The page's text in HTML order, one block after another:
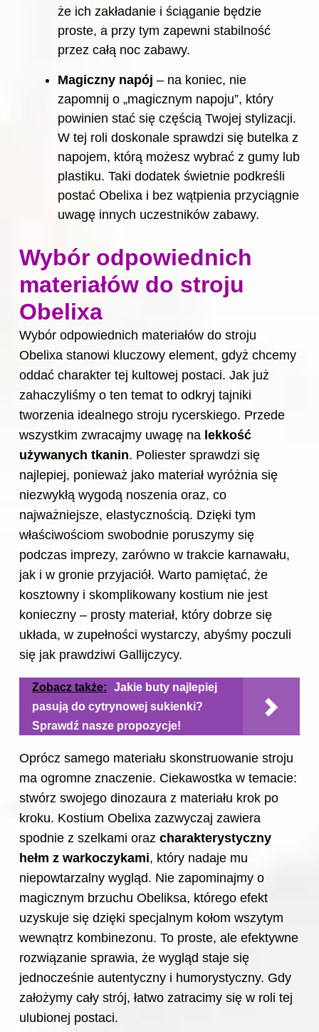
że ich zakładanie i ściąganie będzie
proste, a przy tym zapewni stabilność
przez całą noc zabawy.
Magiczny napój – na koniec, nie
zapomnij o „magicznym napoju”, który
powinien stać się częścią Twojej stylizacji.
W tej roli doskonale sprawdzi się butelka z
napojem, którą możesz wybrać z gumy lub
plastiku. Taki dodatek świetnie podkreśli
postać Obelixa i bez wątpienia przyciągnie
uwagę innych uczestników zabawy.
Wybór odpowiednich
materiałów do stroju
Obelixa
Wybór odpowiednich materiałów do stroju
Obelixa stanowi kluczowy element, gdyż chcemy
oddać charakter tej kultowej postaci. Jak już
zahaczyliśmy o ten temat to odkryj tajniki
tworzenia idealnego stroju rycerskiego. Przede
wszystkim zwracajmy uwagę na lekkość
używanych tkanin. Poliester sprawdzi się
najlepiej, ponieważ jako materiał wyróżnia się
niezwykłą wygodą noszenia oraz, co
najważniejsze, elastycznością. Dzięki tym
właściwościom swobodnie poruszymy się
podczas imprezy, zarówno w trakcie karnawału,
jak i w gronie przyjaciół. Warto pamiętać, że
kosztowny i skomplikowany kostium nie jest
konieczny – prosty materiał, który dobrze się
układa, w zupełności wystarczy, abyśmy poczuli
się jak prawdziwi Gallijczycy.
Zobacz także:
Jakie buty najlepiej
pasują do cytrynowej sukienki?
Sprawdź nasze propozycje!
Oprócz samego materiału skonstruowanie stroju
ma ogromne znaczenie. Ciekawostka w temacie:
stwórz swojego dinozaura z materiału krok po
kroku. Kostium Obelixa zazwyczaj zawiera
spodnie z szelkami oraz charakterystyczny
hełm z warkoczykami, który nadaje mu
niepowtarzalny wygląd. Nie zapominajmy o
magicznym brzuchu Obeliksa, którego efekt
uzyskuje się dzięki specjalnym kołom wszytym
wewnątrz kombinezonu. To proste, ale efektywne
rozwiązanie sprawia, że wygląd staje się
jednocześnie autentyczny i humorystyczny. Gdy
założymy cały strój, łatwo zatra­cimy się w roli tej
ulubionej postaci.